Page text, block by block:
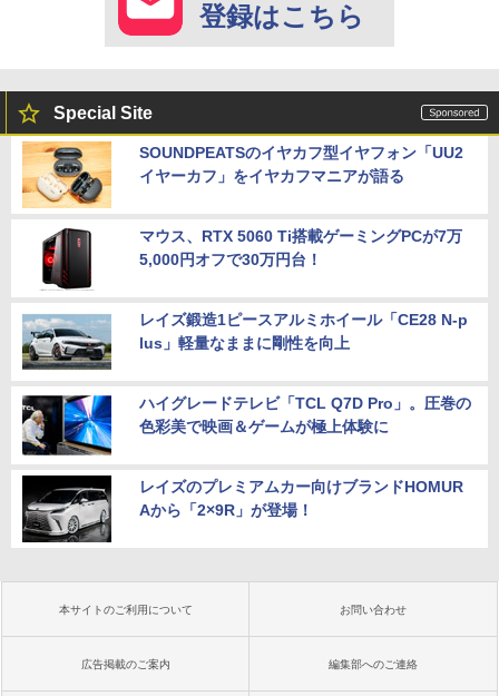
登録はこちら
Special Site
SOUNDPEATSのイヤカフ型イヤフォン「UU2
イヤーカフ」をイヤカフマニアが語る
マウス、RTX 5060 Ti搭載ゲーミングPCが7万
5,000円オフで30万円台！
レイズ鍛造1ピースアルミホイール「CE28 N-p
lus」軽量なままに剛性を向上
ハイグレードテレビ「TCL Q7D Pro」。圧巻の
色彩美で映画＆ゲームが極上体験に
レイズのプレミアムカー向けブランドHOMUR
Aから「2×9R」が登場！
本サイトのご利用について お問い合わせ
広告掲載のご案内 編集部へのご連絡